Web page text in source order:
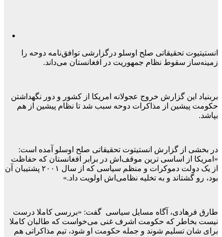
انستیتیوت تحقیقاتی صلح اوسلو در‌گزارشی توافق‌نامه دوحه را
زمینه‌ساز سقوط نظام جمهوریت در افغانستان می‌داند.
بربنیاد این گزارش خروج عجولانه امریکا از کشور و دور نگهداشتن
حکومت پیشین از مذاکرات دوحه سبب شد تا نظام پیشین از هم
بپاشد.
در بخشی از گزارش انستیتوت تحقیقاتی صلح اوسلو آمده است:
«امریکا از اساسی ترین موقف‌اش در برابر افغانستان که حفاظت
از یک دولت دموکرات و منظم سیاسی که از سال ۲۰۰۱ پشتیبان آن
بود، رو گشتاند و به تخلیه نظامی‌اش اولویت داد.»
طارق فرهادی، آگاه مسایل سیاسی گفت: «بررسی کاملا درست
نیست بخاطر که حکومت اشرف غنی می‌خواست که طالبان کاملا
برای شان تسلیم شوند و جمله حکومت او شود، تیم مذاکراتی هم